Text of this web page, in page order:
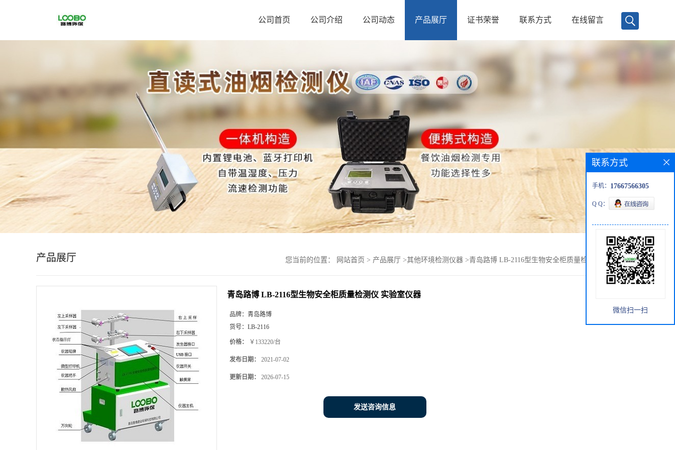
首
公司首页 公司介绍 公司动态 产品展厅 证书荣誉 联系方式 在线留言
产品展厅 您当前的位置： 网站首页 > 产品展厅 >其他环境检测仪器 >青岛路博 LB-2116型生物安全柜质量检测仪 实验室仪器
青岛路博 LB-2116型生物安全柜质量检测仪 实验室仪器
品牌： 青岛路博
货号： LB-2116
价格： ￥133220/台
发布日期： 2021-07-02
更新日期： 2026-07-15
发送咨询信息
联系方式
手机： 17667566305
Q Q：
微信扫一扫